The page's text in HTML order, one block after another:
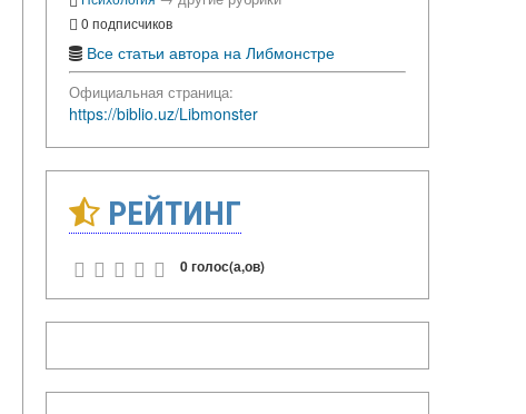
0 подписчиков
Все статьи автора на Либмонстре
Официальная страница:
https://biblio.uz/Libmonster
РЕЙТИНГ
0 голос(а,ов)